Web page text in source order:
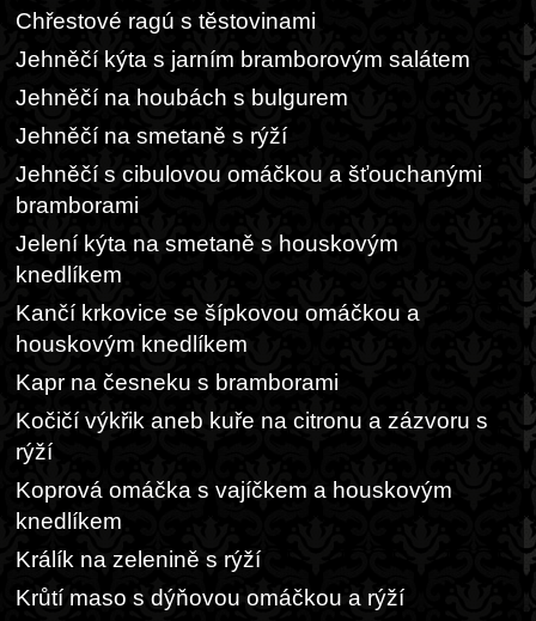
Chřestové ragú s těstovinami
Jehněčí kýta s jarním bramborovým salátem
Jehněčí na houbách s bulgurem
Jehněčí na smetaně s rýží
Jehněčí s cibulovou omáčkou a šťouchanými
bramborami
Jelení kýta na smetaně s houskovým
knedlíkem
Kančí krkovice se šípkovou omáčkou a
houskovým knedlíkem
Kapr na česneku s bramborami
Kočičí výkřik aneb kuře na citronu a zázvoru s
rýží
Koprová omáčka s vajíčkem a houskovým
knedlíkem
Králík na zelenině s rýží
Krůtí maso s dýňovou omáčkou a rýží